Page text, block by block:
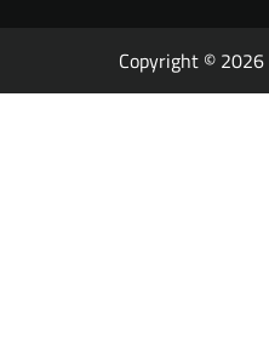
Copyright © 2026